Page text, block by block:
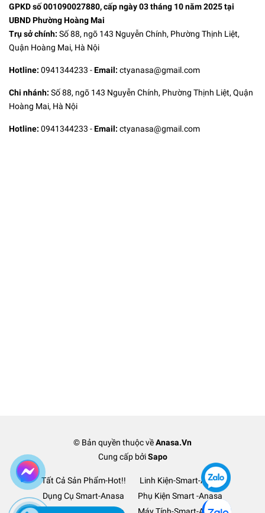
GPKD số 001090027880, cấp ngày 03 tháng 10 năm 2025 tại
UBND Phường Hoàng Mai
Trụ sở chính: Số 88, ngõ 143 Nguyễn Chính, Phường Thịnh Liệt,
Quận Hoàng Mai, Hà Nội
Hotline: 0941344233 -Email: ctyanasa@gmail.com
Chi nhánh: Số 88, ngõ 143 Nguyễn Chính, Phường Thịnh Liệt, Quận
Hoàng Mai, Hà Nội
Hotline: 0941344233 -Email: ctyanasa@gmail.com
© Bản quyền thuộc vềAnasa.Vn
Cung cấp bởi Sapo
Tất Cả Sản Phẩm-Hot!!
Linh Kiện-Smart-Anasa
Dụng Cụ Smart-Anasa
Phụ Kiện Smart -Anasa